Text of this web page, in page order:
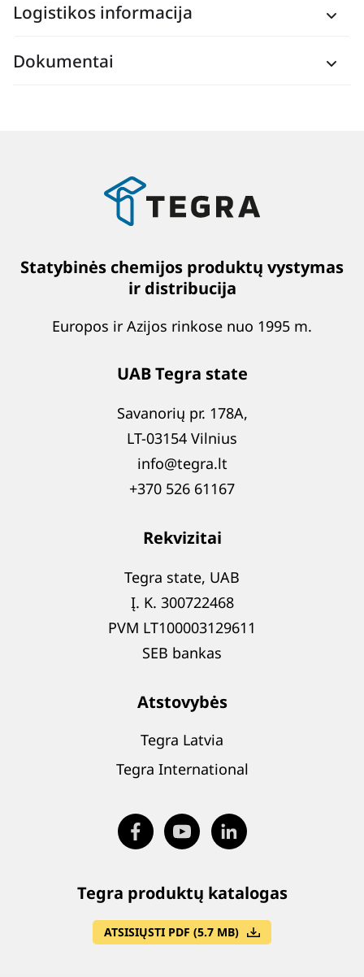
Logistikos informacija
Dokumentai
Statybinės chemijos produktų vystymas
ir distribucija
Europos ir Azijos rinkose nuo 1995 m.
UAB Tegra state
Savanorių pr. 178A,
LT-03154 Vilnius
info@tegra.lt
+370 526 61167
Rekvizitai
Tegra state, UAB
Į. K. 300722468
PVM LT100003129611
SEB bankas
Atstovybės
Tegra Latvia
Tegra International
Tegra produktų katalogas
ATSISIŲSTI PDF (5.7 MB)